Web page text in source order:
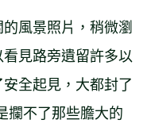
風景照片，稍微瀏
見路旁遺留許多以
全起見，大都封了
攔不了那些膽大的